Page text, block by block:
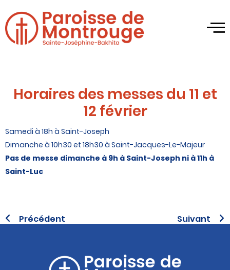
Horaires des messes du 11 et
12 février
Samedi à 18h à Saint-Joseph
Dimanche à 10h30 et 18h30 à Saint-Jacques-Le-Majeur
Pas de messe dimanche à 9h à Saint-Joseph ni à 11h à
Saint-Luc
Précédent Suivant